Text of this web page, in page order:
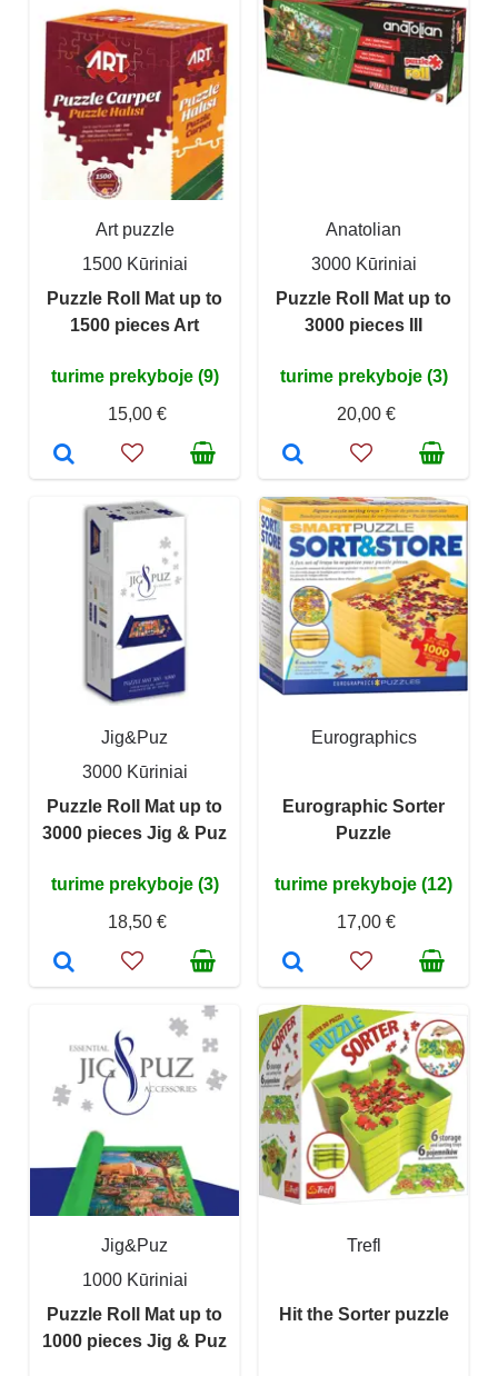
Art puzzle
1500 Kūriniai
Puzzle Roll Mat up to
1500 pieces Art
turime prekyboje (9)
15,00 €
Anatolian
3000 Kūriniai
Puzzle Roll Mat up to
3000 pieces III
turime prekyboje (3)
20,00 €
Jig&Puz
3000 Kūriniai
Puzzle Roll Mat up to
3000 pieces Jig & Puz
turime prekyboje (3)
18,50 €
Eurographics
Eurographic Sorter
Puzzle
turime prekyboje (12)
17,00 €
Jig&Puz
1000 Kūriniai
Puzzle Roll Mat up to
1000 pieces Jig & Puz
Trefl
Hit the Sorter puzzle